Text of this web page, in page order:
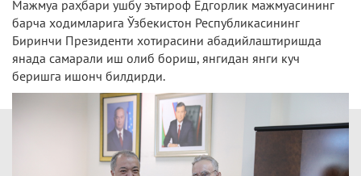
Мажмуа раҳбари ушбу эътироф Ёдгорлик мажмуасининг
барча ходимларига Ўзбекистон Республикасининг
Биринчи Президенти хотирасини абадийлаштиришда
янада самарали иш олиб бориш, янгидан янги куч
беришга ишонч билдирди.